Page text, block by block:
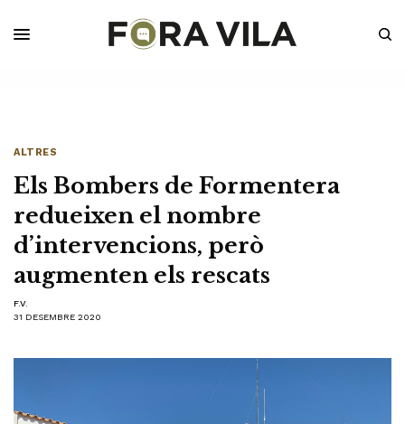
ALTRES
Els Bombers de Formentera
redueixen el nombre
d’intervencions, però
augmenten els rescats
F.V.
31 DESEMBRE 2020